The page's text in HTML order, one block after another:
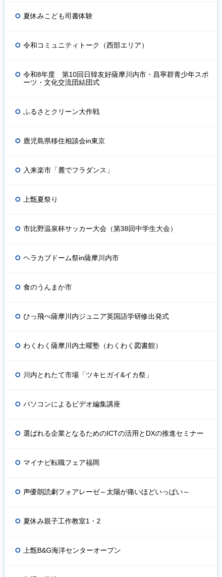
夏休みこども司書体験
令和コミュニティトーク（西部エリア）
令和8年度 第10回日韓友好薩摩川内市・昌寧群青少年スポ
ーツ・文化交流団結団式
ふるさとクリーン大作戦
鹿児島県移住相談会in東京
入来楽市「麓でフラダンス」
上甑夏祭り
市比野温泉杯サッカー大会（第38回中学生大会）
ヘラカブドーム祭in薩摩川内市
食のうんまか市
ひっ飛べ薩摩川内ジュニア英国語学研修出発式
わくわく薩摩川内土曜塾（わくわく図書館）
川内とれたて市場「ツキヒガイ&イカ祭」
パソコンによるビデオ編集講座
選ばれる企業となるためのICTの活用とDXの推進セミナー
マイナビ転職フェア福岡
声優朗読劇フォアレーゼ～太陽が痛いほどいっぱい～
夏休み親子工作教室1・2
上甑B&G海洋センターオープン